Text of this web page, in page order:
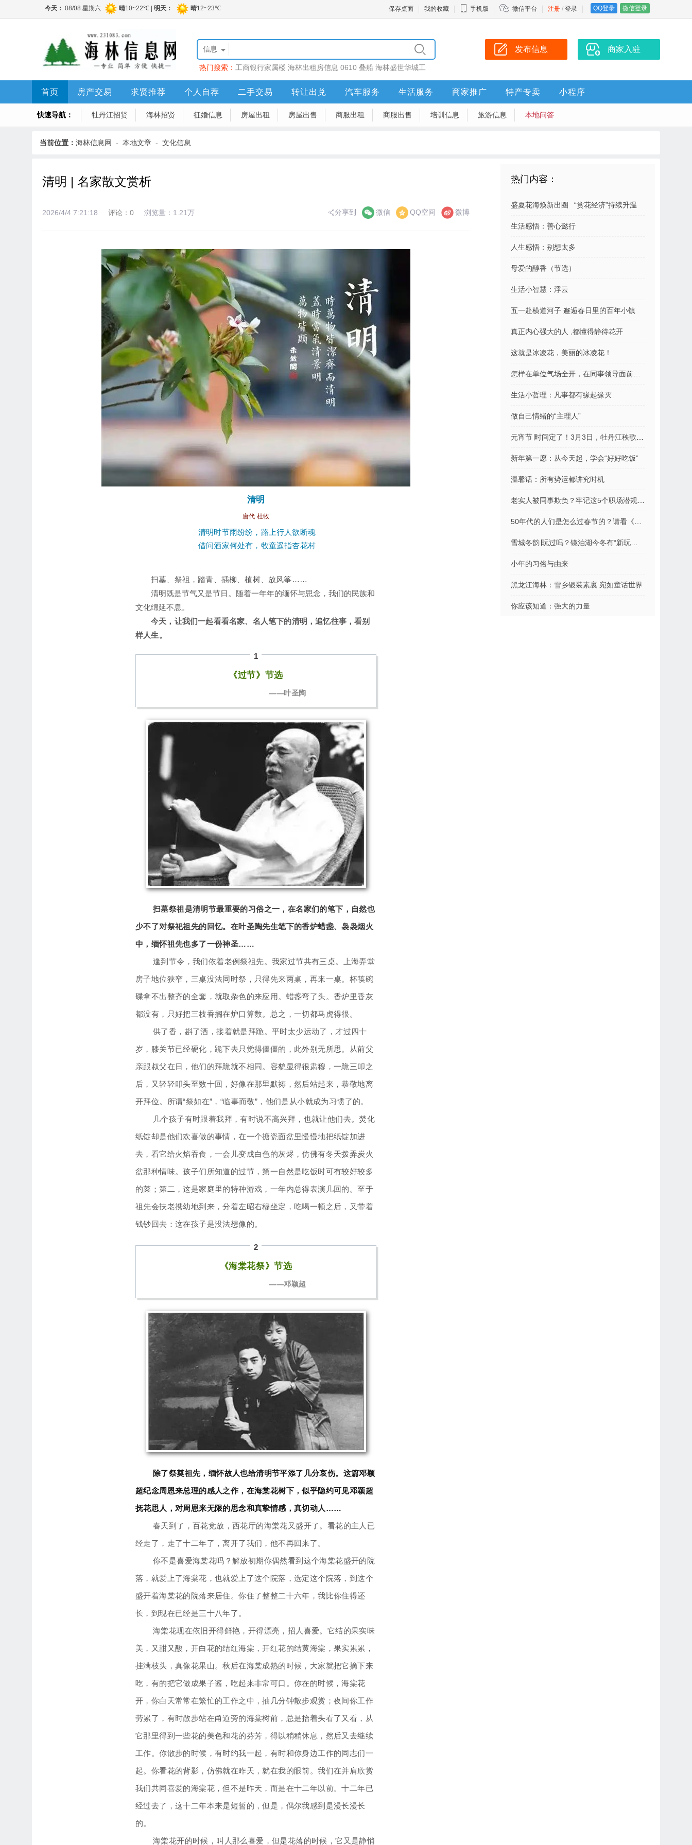
注册 / 登录 QQ登录 微信登录
保存桌面 我的收藏 手机版 微信平台
信息
热门搜索： 工商银行家属楼 海林出租房信息 0610 叠船 海林盛世华城工
程顶账房
发布信息 商家入驻
首页 房产交易 求贤推荐 个人自荐 二手交易 转让出兑 汽车服务 生活服务 商家推广 特产专卖 小程序
快速导航： 牡丹江招贤 海林招贤 征婚信息 房屋出租 房屋出售 商服出租 商服出售 培训信息 旅游信息 本地问答
当前位置： 海林信息网 - 本地文章 - 文化信息
清明 | 名家散文赏析
2026/4/4 7:21:18 评论：0 浏览量：1.21万 分享到 微信 QQ空间 微博
清明
唐代 杜牧
清明时节雨纷纷，路上行人欲断魂
借问酒家何处有，牧童遥指杏花村
扫墓、祭祖，踏青、插柳、植树、放风筝……
清明既是节气又是节日。随着一年年的缅怀与思念，我们的民族和
文化绵延不息。
今天，让我们一起看看名家、名人笔下的清明，追忆往事，看别
样人生。
1
《过节》节选
——叶圣陶
扫墓祭祖是清明节最重要的习俗之一，在名家们的笔下，自然也
少不了对祭祀祖先的回忆。在叶圣陶先生笔下的香炉蜡盏、袅袅烟火
中，缅怀祖先也多了一份神圣……
逢到节令，我们依着老例祭祖先。我家过节共有三桌。上海弄堂
房子地位狭窄，三桌没法同时祭，只得先来两桌，再来一桌。杯筷碗
碟拿不出整齐的全套，就取杂色的来应用。蜡盏弯了头。香炉里香灰
都没有，只好把三枝香搁在炉口算数。总之，一切都马虎得很。
供了香，斟了酒，接着就是拜跪。平时太少运动了，才过四十
岁，膝关节已经硬化，跪下去只觉得僵僵的，此外别无所思。从前父
亲跟叔父在日，他们的拜跪就不相同。容貌显得很肃穆，一跪三叩之
后，又轻轻叩头至数十回，好像在那里默祷，然后站起来，恭敬地离
开拜位。所谓“祭如在”，“临事而敬”，他们是从小就成为习惯了的。
几个孩子有时跟着我拜，有时说不高兴拜，也就让他们去。焚化
纸锭却是他们欢喜做的事情，在一个搪瓷面盆里慢慢地把纸锭加进
去，看它给火焰吞食，一会儿变成白色的灰烬，仿佛有冬天拨弄炭火
盆那种情味。孩子们所知道的过节，第一自然是吃饭时可有较好较多
的菜；第二，这是家庭里的特种游戏，一年内总得表演几回的。至于
祖先会扶老携幼地到来，分着左昭右穆坐定，吃喝一顿之后，又带着
钱钞回去：这在孩子是没法想像的。
2
《海棠花祭》节选
——邓颖超
除了祭奠祖先，缅怀故人也给清明节平添了几分哀伤。这篇邓颖
超纪念周恩来总理的感人之作，在海棠花树下，似乎隐约可见邓颖超
抚花思人，对周恩来无限的思念和真挚情感，真切动人……
春天到了，百花竞放，西花厅的海棠花又盛开了。看花的主人已
经走了，走了十二年了，离开了我们，他不再回来了。
你不是喜爱海棠花吗？解放初期你偶然看到这个海棠花盛开的院
落，就爱上了海棠花，也就爱上了这个院落，选定这个院落，到这个
盛开着海棠花的院落来居住。你住了整整二十六年，我比你住得还
长，到现在已经是三十八年了。
海棠花现在依旧开得鲜艳，开得漂亮，招人喜爱。它结的果实味
美，又甜又酸，开白花的结红海棠，开红花的结黄海棠，果实累累，
挂满枝头，真像花果山。秋后在海棠成熟的时候，大家就把它摘下来
吃，有的把它做成果子酱，吃起来非常可口。你在的时候，海棠花
开，你白天常常在繁忙的工作之中，抽几分钟散步观赏；夜间你工作
劳累了，有时散步站在甬道旁的海棠树前，总是抬着头看了又看，从
它那里得到一些花的美色和花的芬芳，得以稍稍休息，然后又去继续
工作。你散步的时候，有时约我一起，有时和你身边工作的同志们一
起。你看花的背影，仿佛就在昨天，就在我的眼前。我们在并肩欣赏
我们共同喜爱的海棠花，但不是昨天，而是在十二年以前。十二年已
经过去了，这十二年本来是短暂的，但是，偶尔我感到是漫长漫长
的。
海棠花开的时候，叫人那么喜爱，但是花落的时候，它又是静悄
热门内容：
盛夏花海焕新出圈 “赏花经济”持续升温
生活感悟：善心懿行
人生感悟：别想太多
母爱的醇香（节选）
生活小智慧：浮云
五一赴横道河子 邂逅春日里的百年小镇
真正内心强大的人 ,都懂得静待花开
这就是冰凌花，美丽的冰凌花！
生活小哲理：凡事都有缘起缘灭
做自己情绪的“主理人”
新年第一愿：从今天起，学会“好好吃饭”
温馨话：所有势运都讲究时机
小年的习俗与由来
黑龙江海林：雪乡银装素裹 宛如童话世界
你应该知道：强大的力量